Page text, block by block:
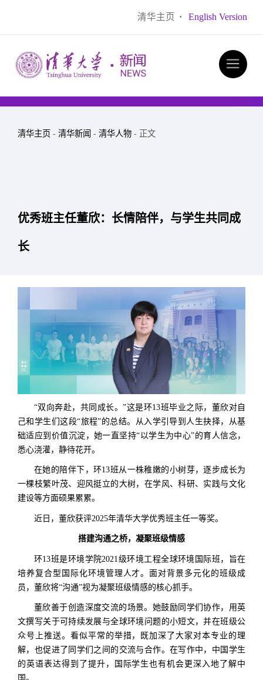
清华主页 · English Version
清华主页 - 清华新闻 - 清华人物 - 正文
优秀班主任董欣：长情陪伴，与学生共同成
长
“双向奔赴，共同成长。”这是环13班毕业之际，董欣对自
己和学生们这段“旅程”的总结。从入学引导到人生抉择，从基
础适应到价值沉淀，她一直坚持“以学生为中心”的育人信念，
悉心浇灌，静待花开。
在她的陪伴下，环13班从一株稚嫩的小树芽，逐步成长为
一棵枝繁叶茂、迎风挺立的大树，在学风、科研、实践与文化
建设等方面硕果累累。
近日，董欣获评2025年清华大学优秀班主任一等奖。
搭建沟通之桥，凝聚班级情感
环13班是环境学院2021级环境工程全球环境国际班，旨在
培养复合型国际化环境管理人才。面对背景多元化的班级成
员，董欣将“沟通”视为凝聚班级情感的核心抓手。
董欣善于创造深度交流的场景。她鼓励同学们协作，用英
文撰写关于可持续发展与全球环境问题的小短文，并在班级公
众号上推送。看似平常的举措，既加深了大家对本专业的理
解，也促进了同学们之间的交流与合作。在写作中，中国学生
的英语表达得到了提升，国际学生也有机会更深入地了解中
国。